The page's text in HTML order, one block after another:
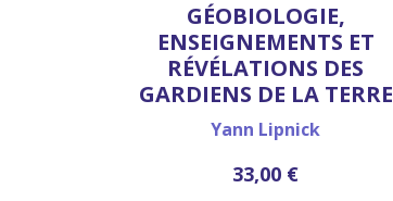
GÉOBIOLOGIE,
ENSEIGNEMENTS ET
RÉVÉLATIONS DES
GARDIENS DE LA TERRE
Yann Lipnick
33,00 €